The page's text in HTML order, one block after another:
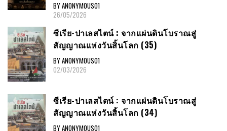
BY ANONYMOUS01
26/05/2026
ซีเรีย​-ปาเลสไตน์​ : จากแผ่นดินโบราณสู่
สัญญาณ​แห่งวันสิ้นโลก​ (35)
BY ANONYMOUS01
02/03/2026
ซีเรีย​-ปาเลสไตน์​ : จากแผ่นดินโบราณสู่
สัญญาณ​แห่งวันสิ้นโลก​ (34)
BY ANONYMOUS01